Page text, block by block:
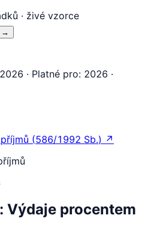
· živé vzorce
→
· Platné pro: 2026 ·
(586/1992 Sb.) ↗
Výdaje procentem